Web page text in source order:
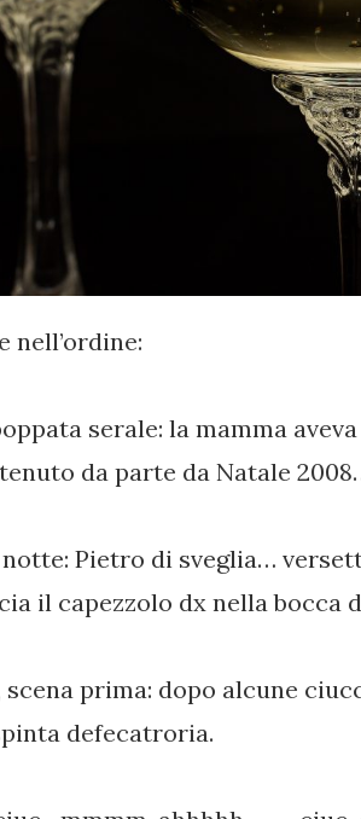
nell’ordine:
serale: la mamma
da parte da Natale
Pietro di sveglia…
il capezzolo dx nella bocca
prima: dopo alcune
defecatroria.